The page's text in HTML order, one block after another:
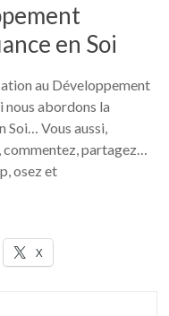
en Soi
au Développement
nous abordons la
Soi… Vous aussi,
commentez, partagez…
osez et
X